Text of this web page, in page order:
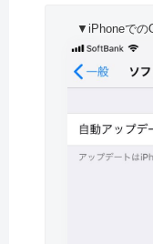
▼iPhoneでの